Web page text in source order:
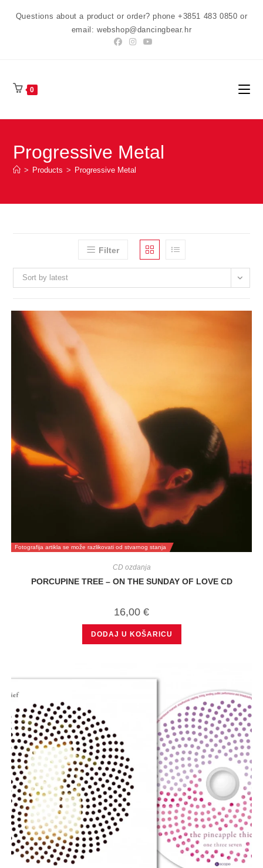
Questions about a product or order? phone +3851 483 0850 or
email: webshop@dancingbear.hr
0
Progressive Metal
> Products > Progressive Metal
Filter
Sort by latest
Fotografija artikla se može razlikovati od stvarnog stanja
CD ozdanja
PORCUPINE TREE – ON THE SUNDAY OF LOVE CD
16,00 €
DODAJ U KOŠARICU